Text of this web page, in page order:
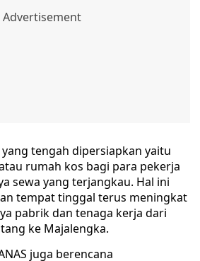
tengah dipersiapkan yaitu
rumah kos bagi para pekerja
sewa yang terjangkau. Hal ini
tempat tinggal terus meningkat
pabrik dan tenaga kerja dari
ke Majalengka.
juga berencana